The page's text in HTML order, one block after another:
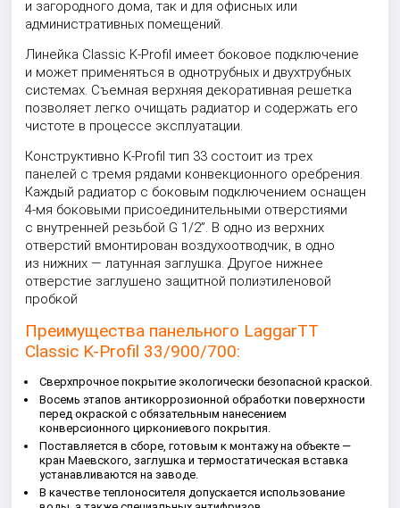
и загородного дома, так и для офисных или
административных помещений.
Линейка Classic K-Profil имеет боковое подключение
и может применяться в однотрубных и двухтрубных
системах. Съемная верхняя декоративная решетка
позволяет легко очищать радиатор и содержать его
чистоте в процессе эксплуатации.
Конструктивно K-Profil тип 33 состоит из трех
панелей с тремя рядами конвекционного оребрения.
Каждый радиатор с боковым подключением оснащен
4-мя боковыми присоединительными отверстиями
с внутренней резьбой G 1/2”. В одно из верхних
отверстий вмонтирован воздухоотводчик, в одно
из нижних — латунная заглушка. Другое нижнее
отверстие заглушено защитной полиэтиленовой
пробкой
Преимущества панельного LaggarTT
Classic K-Profil 33/900/700:
Сверхпрочное покрытие экологически безопасной краской.
Восемь этапов антикоррозионной обработки поверхности
перед окраской с обязательным нанесением
конверсионного циркониевого покрытия.
Поставляется в сборе, готовым к монтажу на объекте —
кран Маевского, заглушка и термостатическая вставка
устанавливаются на заводе.
В качестве теплоносителя допускается использование